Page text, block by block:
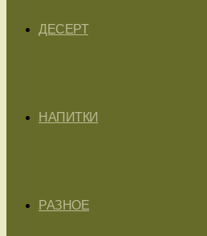
ДЕСЕРТ
НАПИТКИ
РАЗНОЕ